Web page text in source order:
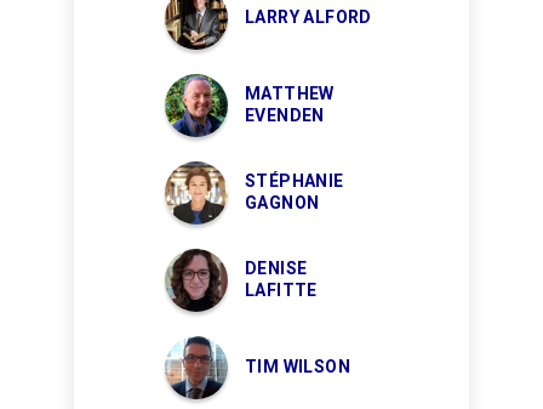
LARRY ALFORD
MATTHEW
EVENDEN
STÉPHANIE
GAGNON
DENISE
LAFITTE
TIM WILSON